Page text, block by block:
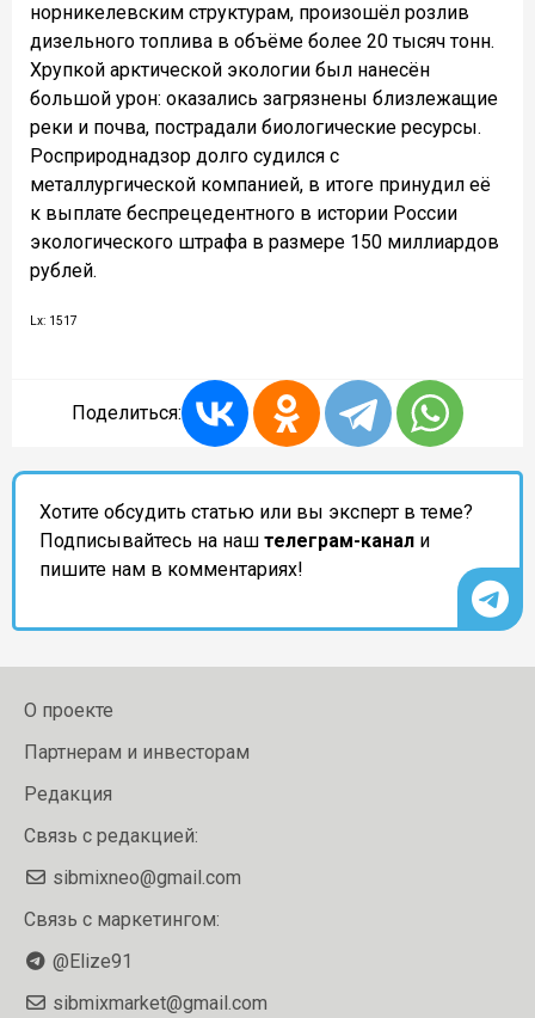
норникелевским структурам, произошёл розлив
дизельного топлива в объёме более 20 тысяч тонн.
Хрупкой арктической экологии был нанесён
большой урон: оказались загрязнены близлежащие
реки и почва, пострадали биологические ресурсы.
Росприроднадзор долго судился с
металлургической компанией, в итоге принудил её
к выплате беспрецедентного в истории России
экологического штрафа в размере 150 миллиардов
рублей.
Lx: 1517
Поделиться:
Хотите обсудить статью или вы эксперт в теме?
Подписывайтесь на наш телеграм-канал и
пишите нам в комментариях!
О проекте
Партнерам и инвесторам
Редакция
Связь с редакцией:
sibmixneo@gmail.com
Связь с маркетингом:
@Elize91
sibmixmarket@gmail.com